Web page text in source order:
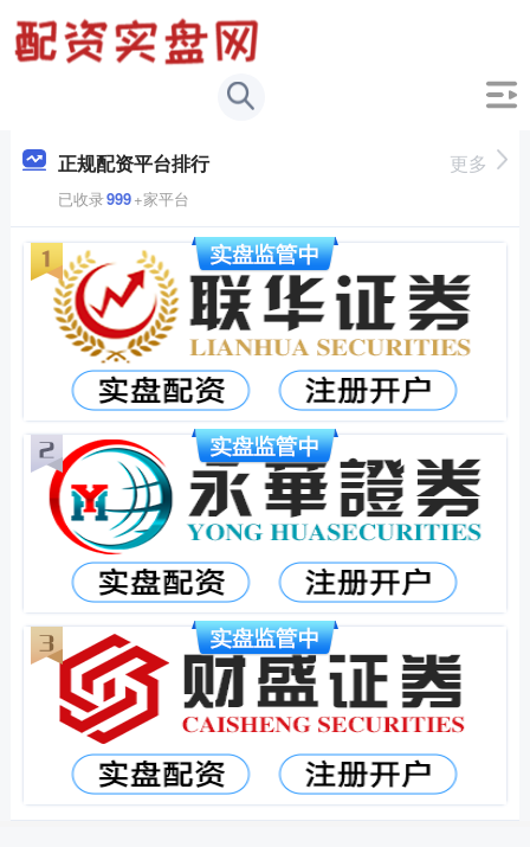
正规配资平台排行
已收录999+家平台
更多